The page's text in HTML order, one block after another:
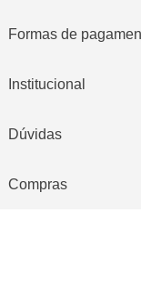
Formas de
Institucional
Dúvidas
Compras